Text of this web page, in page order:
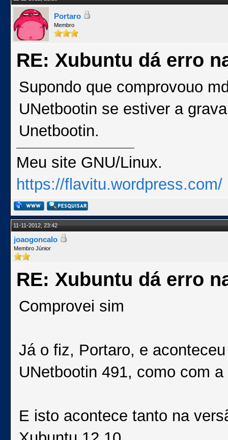
Portaro
Membro
RE: Xubuntu dá erro
Supondo que comprovouo
UNetbootin se estiver a
Unetbootin.
Meu site GNU/Linux.
https://flavitu.wordpress.com/
11-11-2012, 23:42
joaogoncalo
Membro Júnior
RE: Xubuntu dá erro
Comprovei sim
Já o fiz, Portaro, e
UNetbootin 491, como com
E isto acontece tanto na